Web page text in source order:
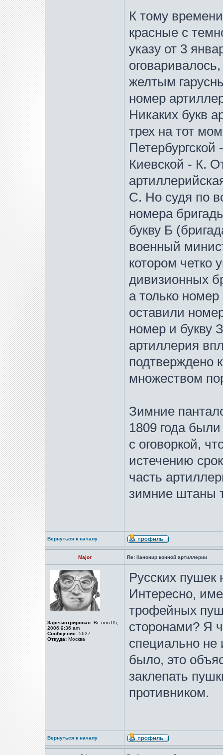
К тому
красные с
указу от 3
желтым
номер
Никаких букв
трех на тот
Киевской - К.
С. Но судя по
номера
букву Б
военный
котором четко
дивизионных
а только
оставили
номер и букву
артиллерия
подтверждено
множеством
Зимние
1809 года
с оговоркой,
истечению
часть
зимние штаны
Вернуться к началу
Major Re: Канонир конной артиллерии
Зарегистрирован: Вс ноя 05,
2006 9:36 am
Сообщения: 5627
Откуда: Москва
Русских пушек
Интересно,
трофейных
сторонами? Я
специально не
было, это
заклепать
противником.
Вернуться к началу